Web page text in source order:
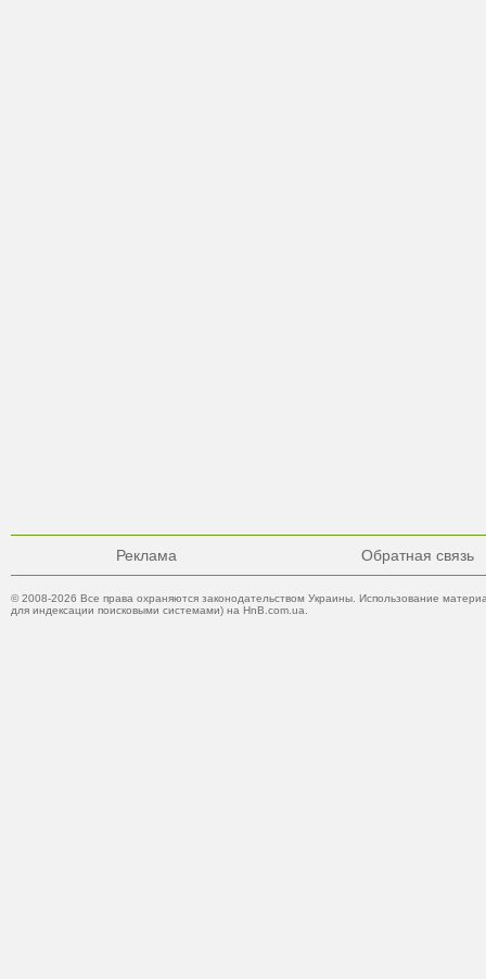
Реклама Обратная связь
© 2008-2026 Все права охраняются законодательством Украины. Использование
для индексации поисковыми системами) на HnB.com.ua.